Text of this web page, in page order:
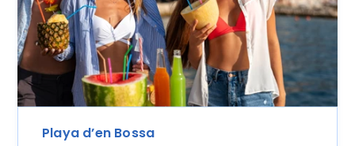
Playa d’en Bossa